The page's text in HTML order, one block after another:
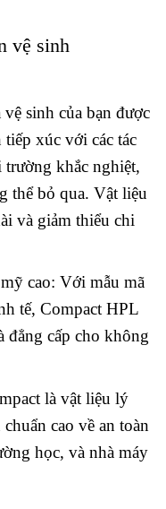
vệ sinh
sinh của bạn được
xúc với các tác
khắc nghiệt,
thể bỏ qua. Vật liệu
và giảm thiểu chi
cao: Với mẫu mã
tế, Compact HPL
đẳng cấp cho không
là vật liệu lý
cao về an toàn
học, và nhà máy